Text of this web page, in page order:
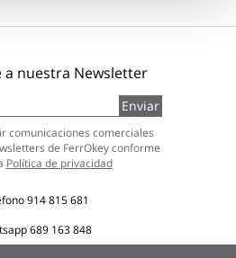
a nuestra Newsletter
Enviar
comunicaciones comerciales
de FerrOkey conforme
Política de privacidad
914 815 681
689 163 848